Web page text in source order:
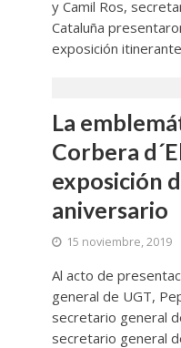
y Camil Ros,
Cataluña
exposición
La
Corbera
exposición
aniversario
15 noviembre, 2019
Al acto de
general de UGT,
secretario general
secretario general